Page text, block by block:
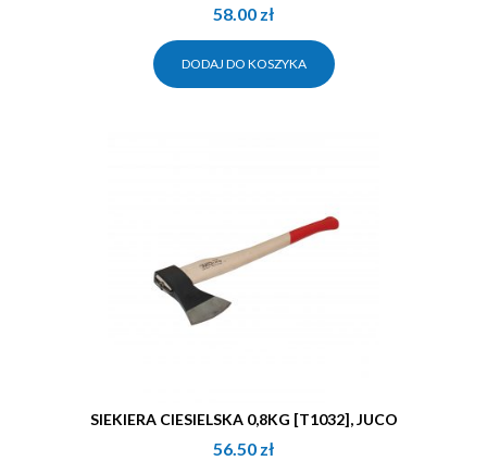
58.00 zł
DODAJ DO KOSZYKA
SIEKIERA CIESIELSKA 0,8KG [T1032], JUCO
56.50 zł